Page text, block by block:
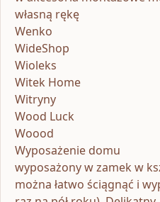
własną rękę
Wenko
WideShop
Wioleks
Witek Home
Witryny
Wood Luck
Woood
Wyposażenie domu
wyposażony w zamek w
można łatwo ściągnąć i